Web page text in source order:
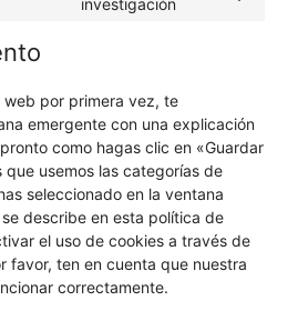
por primera vez, te
emergente con una explicación
como hagas clic en «Guardar
usemos las categorías de
seleccionado en la ventana
describe en esta política de
el uso de cookies a través de
favor, ten en cuenta que nuestra
correctamente.